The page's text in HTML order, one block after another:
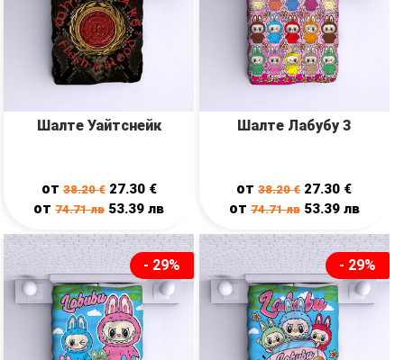
Шалте Уайтснейк
от38.20€ 27.30 €
от74.71лв 53.39лв
Шалте Лабубу 3
от38.20€ 27.30 €
от 74.71лв 53.39 лв
- 29% - 29%